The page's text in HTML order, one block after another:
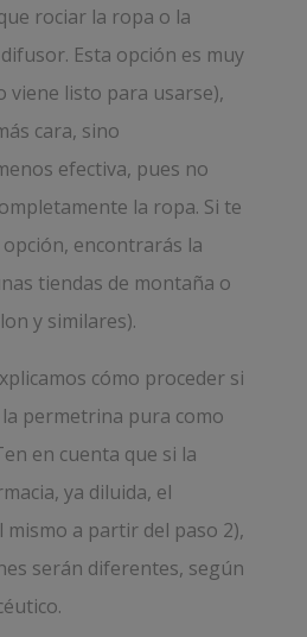
rociar la ropa o la
Esta opción es muy
viene listo para usarse),
cara, sino
efectiva, pues no
la ropa. Si te
encontrarás la
tiendas de montaña o
y similares).
cómo proceder si
permetrina pura como
en cuenta que si la
ya diluida, el
mismo a partir del paso 2),
serán diferentes, según